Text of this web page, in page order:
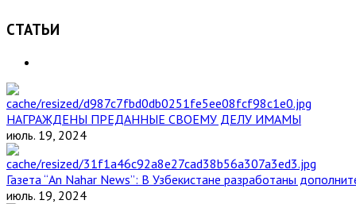
СТАТЬИ
НАГРАЖДЕНЫ ПРЕДАННЫЕ СВОЕМУ ДЕЛУ ИМАМЫ
июль. 19, 2024
Газета “An Nahar News”: В Узбекистане разработаны
июль. 19, 2024